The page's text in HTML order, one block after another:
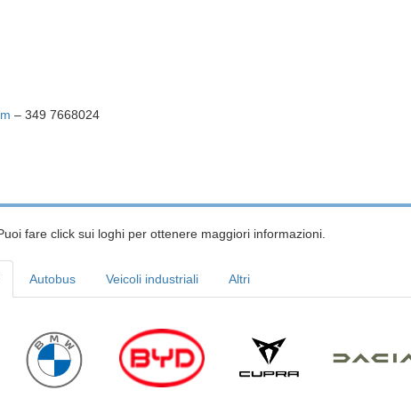
– 349 7668024
fare click sui loghi per ottenere maggiori informazioni.
Autobus Veicoli industriali Altri